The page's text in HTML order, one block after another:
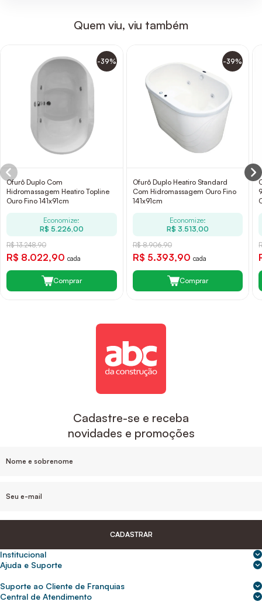
Quem viu, viu também
-39%
Ofurô Duplo Com
Hidromassagem Heatiro Topline
Ouro Fino 141x91cm
Economize:
R$ 5.226,00
R$ 13.248,90
R$ 8.022,90 cada
Comprar
-39%
Ofurô Duplo Heatiro Standard
Com Hidromassagem Ouro Fino
141x91cm
Economize:
R$ 3.513,00
R$ 8.906,90
R$ 5.393,90 cada
Comprar
Cadastre-se e receba
novidades e promoções
CADASTRAR
Institucional
Sobre nós
Para empresas
Ajuda e Suporte
Frete e entrega
Suporte ao Cliente de Franquias
2ª Via de Boletos - Crédito ABC
Central de Atendimento